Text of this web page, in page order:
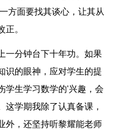
方面要找其谈心，让其从
。
一分钟台下十年功。如果
识的眼神，应对学生的提
学生学习数学的'兴趣，会
学期我除了认真备课，
外，还坚持听黎耀能老师